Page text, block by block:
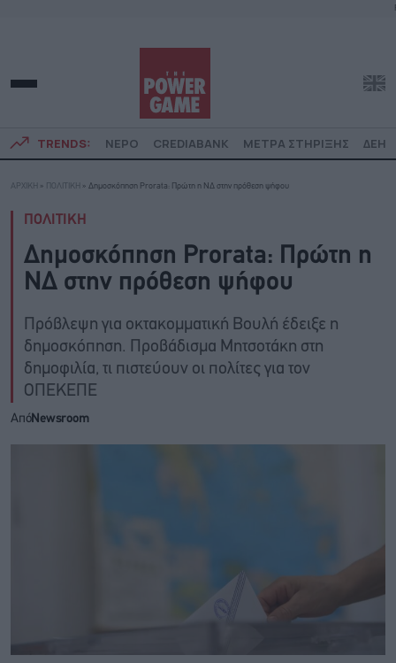
TRENDS: ΝΕΡΟ CREDIABANK ΜΕΤΡΑ ΣΤΗΡΙΞΗΣ ΔΕΗ
ΑΡΧΙΚΗ » ΠΟΛΙΤΙΚΗ » Δημοσκόπηση Prorata: Πρώτη η ΝΔ στην πρόθεση ψήφου
ΠΟΛΙΤΙΚΗ
Δημοσκόπηση Prorata: Πρώτη η
ΝΔ στην πρόθεση ψήφου
Πρόβλεψη για οκτακομματική Βουλή έδειξε η
δημοσκόπηση. Προβάδισμα Μητσοτάκη στη
δημοφιλία, τι πιστεύουν οι πολίτες για τον
ΟΠΕΚΕΠΕ
ΑπόNewsroom